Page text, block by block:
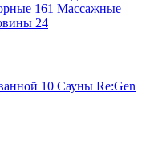
161 Массажные
24
10 Сауны Re:Gen